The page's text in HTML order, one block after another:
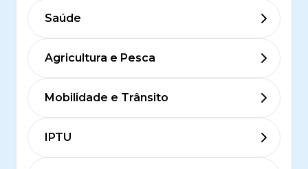
Saúde
Agricultura e Pesca
Mobilidade e Trânsito
IPTU